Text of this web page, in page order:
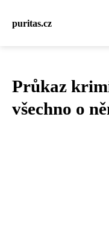
puritas.cz
Průkaz
všechno o